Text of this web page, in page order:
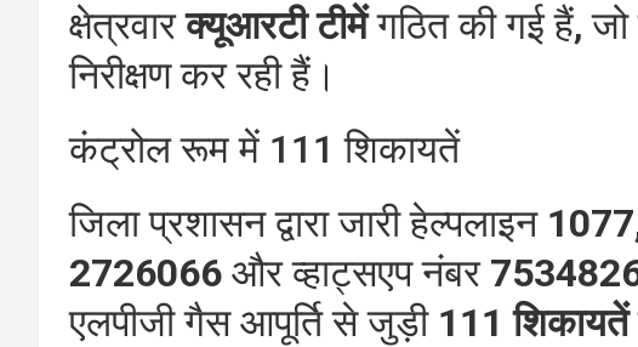
क्षेत्रवारक्यूआरटी टीमेंगठित की गई हैं, जो
निरीक्षण कर रही हैं।
कंट्रोल रूम में 111 शिकायतें
जिला प्रशासन द्वारा जारी हेल्पलाइन
2726066 और व्हाट्सएप नंबर
एलपीजी गैस आपूर्ति से जुड़ी 111 शिकायतें